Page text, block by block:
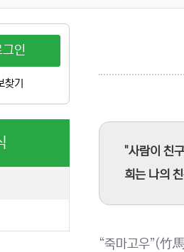
"사람이 친
희는 나의
“죽마고우”(竹
인
찾기